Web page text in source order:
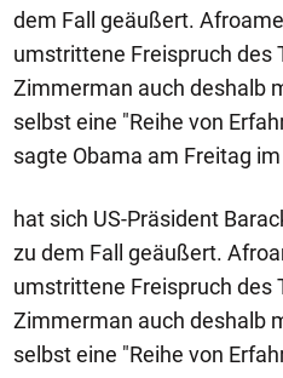
dem Fall geäußert.
umstrittene Freispruch des
Zimmerman auch deshalb
selbst eine "Reihe von
sagte Obama am Freitag
hat sich US-Präsident
zu dem Fall geäußert.
umstrittene Freispruch des
Zimmerman auch deshalb
selbst eine "Reihe von